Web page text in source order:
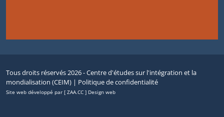
Tous droits réservés 2026 - Centre d'études sur l'intégration et la
mondialisation (CEIM) | Politique de confidentialité
Site web développé par [ ZAA.CC ] Design web